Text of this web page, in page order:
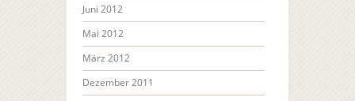
Juni 2012
Mai 2012
März 2012
Dezember 2011